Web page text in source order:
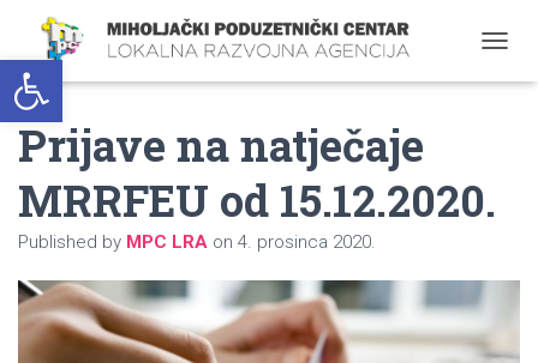
Open toolbar
O
I
Prijave na natječaje
MRRFEU od 15.12.2020.
Published by MPC LRA on 4. prosinca 2020.